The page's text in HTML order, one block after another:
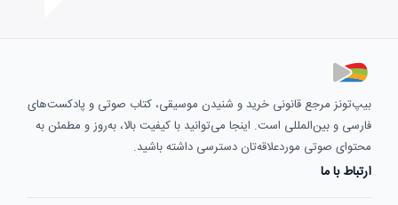
بیپ‌تونز مرجع قانونی خرید و شنیدن موسیقی، کتاب صوتی و پادکست‌های
فارسی و بین‌المللی است. اینجا می‌توانید با کیفیت بالا، به‌روز و مطمئن به
محتوای صوتی موردعلاقه‌تان دسترسی داشته باشید.
ارتباط با ما